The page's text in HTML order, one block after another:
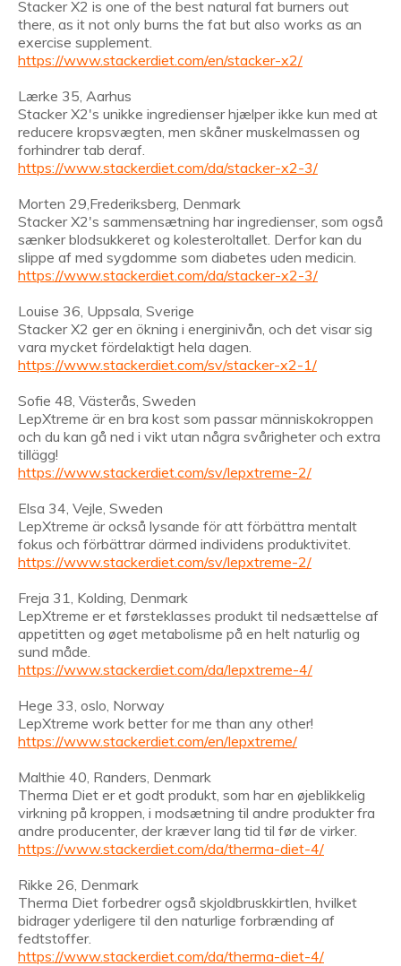
Stacker X2 is one of the best natural fat burners out
there, as it not only burns the fat but also works as an
exercise supplement.
https://www.stackerdiet.com/en/stacker-x2/
Lærke 35, Aarhus
Stacker X2's unikke ingredienser hjælper ikke kun med at
reducere kropsvægten, men skåner muskelmassen og
forhindrer tab deraf.
https://www.stackerdiet.com/da/stacker-x2-3/
Morten 29,Frederiksberg, Denmark
Stacker X2's sammensætning har ingredienser, som også
sænker blodsukkeret og kolesteroltallet. Derfor kan du
slippe af med sygdomme som diabetes uden medicin.
https://www.stackerdiet.com/da/stacker-x2-3/
Louise 36, Uppsala, Sverige
Stacker X2 ger en ökning i energinivån, och det visar sig
vara mycket fördelaktigt hela dagen.
https://www.stackerdiet.com/sv/stacker-x2-1/
Sofie 48, Västerås, Sweden
LepXtreme är en bra kost som passar människokroppen
och du kan gå ned i vikt utan några svårigheter och extra
tillägg!
https://www.stackerdiet.com/sv/lepxtreme-2/
Elsa 34, Vejle, Sweden
LepXtreme är också lysande för att förbättra mentalt
fokus och förbättrar därmed individens produktivitet.
https://www.stackerdiet.com/sv/lepxtreme-2/
Freja 31, Kolding, Denmark
LepXtreme er et førsteklasses produkt til nedsættelse af
appetitten og øget metabolisme på en helt naturlig og
sund måde.
https://www.stackerdiet.com/da/lepxtreme-4/
Hege 33, oslo, Norway
LepXtreme work better for me than any other!
https://www.stackerdiet.com/en/lepxtreme/
Malthie 40, Randers, Denmark
Therma Diet er et godt produkt, som har en øjeblikkelig
virkning på kroppen, i modsætning til andre produkter fra
andre producenter, der kræver lang tid til før de virker.
https://www.stackerdiet.com/da/therma-diet-4/
Rikke 26, Denmark
Therma Diet forbedrer også skjoldbruskkirtlen, hvilket
bidrager yderligere til den naturlige forbrænding af
fedtstoffer.
https://www.stackerdiet.com/da/therma-diet-4/